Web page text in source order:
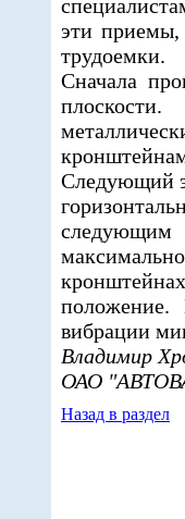
эти
трудоемки.
Сначала
Следующий
вибрации
Владимир
ОАО
Назад в раздел